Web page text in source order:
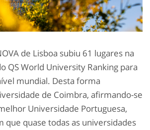
de Lisboa subiu 61 lugares na
QS World University Ranking para
mundial. Desta forma
de Coimbra, afirmando-se
Universidade Portuguesa,
que quase todas as universidades